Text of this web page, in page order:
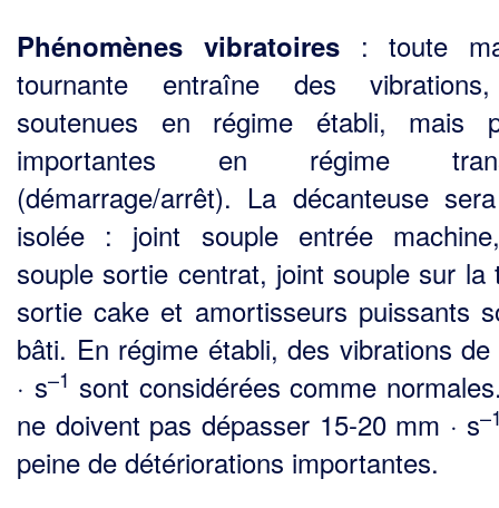
Phénomènes vibratoires : toute
tournante entraîne des
soutenues en régime éta­bli, mais
importantes en régime
(démarrage/arrêt). La décanteuse
isolée : joint souple entrée
souple sortie centrat, joint souple sur la
sortie cake et amortisseurs puis­sants
bâti. En régime établi, des vibrations
· s–1 sont considérées comme
ne doivent pas dépasser 15-20 mm · s
peine de détériorations importantes.